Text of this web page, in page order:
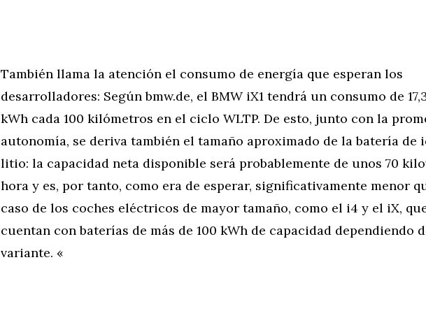
También llama la atención el consumo de energía que esperan los
desarrolladores: Según bmw.de, el BMW iX1 tendrá un consumo de
kWh cada 100 kilómetros en el ciclo WLTP. De esto, junto con la
autonomía, se deriva también el tamaño aproximado de la batería de
litio: la capacidad neta disponible será probablemente de unos 70
hora y es, por tanto, como era de esperar, significativamente menor
caso de los coches eléctricos de mayor tamaño, como el i4 y el iX,
cuentan con baterías de más de 100 kWh de capacidad dependiendo
variante. «